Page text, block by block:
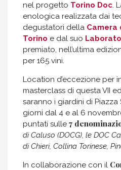
nel progetto Torino Doc.
enologica realizzata dai
degustatori della Camera
Torino e dal suo
premiato, nell’ultima
per 165 vini.
Location d’eccezione per
masterclass di questa VII
saranno i giardini di Piazza
giorni dal 4 e al 6
puntati sulle 7
di Caluso (DOCG), le DOC
di Chieri, Collina Torinese,
In collaborazione con il